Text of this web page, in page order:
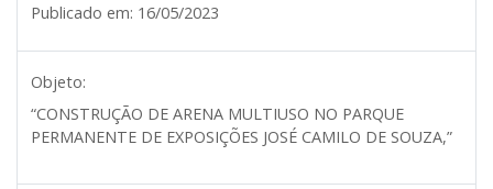
Publicado em: 16/05/2023
Objeto:
“CONSTRUÇÃO DE ARENA MULTIUSO NO PARQUE
PERMANENTE DE EXPOSIÇÕES JOSÉ CAMILO DE SOUZA,”